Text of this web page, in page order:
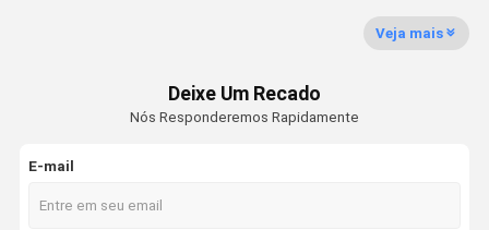
Solicite Um
Veja mais
Deixe Um Recado
Nós Responderemos Rapidamente
E-mail